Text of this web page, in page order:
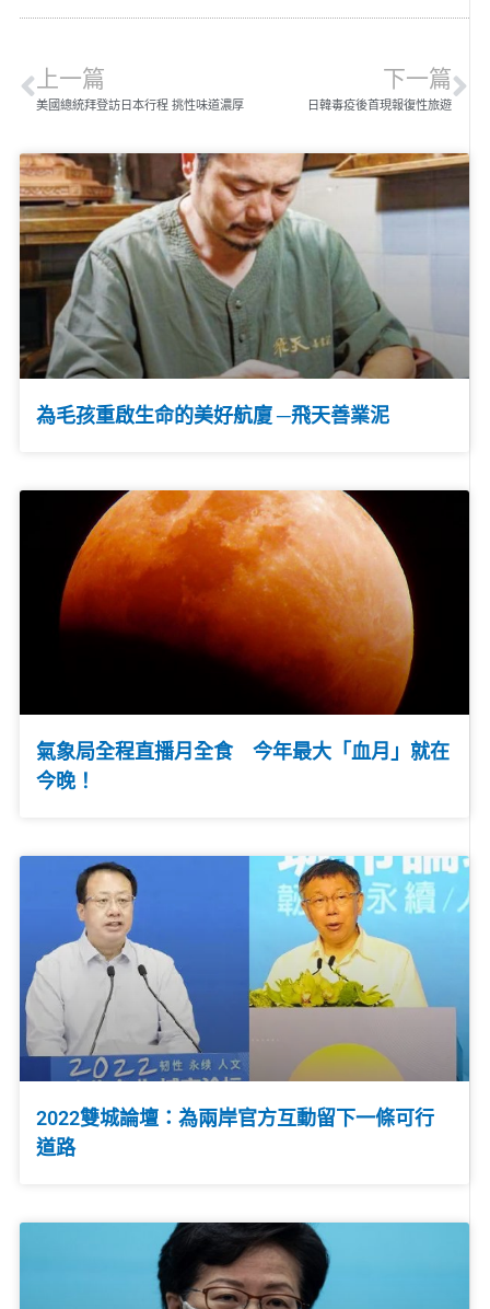
上一篇
美國總統拜登訪日本行程 挑性味道濃厚
下一篇
日韓毒疫後首現報復性旅遊
為毛孩重啟生命的美好航廈 ─飛天善業泥
氣象局全程直播月全食 今年最大「血月」就在
今晚！
2022雙城論壇：為兩岸官方互動留下一條可行
道路